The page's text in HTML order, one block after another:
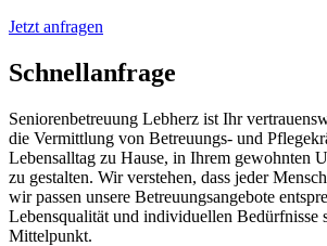
Jetzt anfragen
Schnell­anfrage
Seniorenbetreuung Lebherz ist Ihr
die Vermittlung von Betreuungs- und
Lebensalltag zu Hause, in Ihrem gewohnten
zu gestalten. Wir verstehen, dass jeder
wir passen unsere Betreuungsangebote
Lebensqualität und individuellen Bedürfnisse
Mittelpunkt.